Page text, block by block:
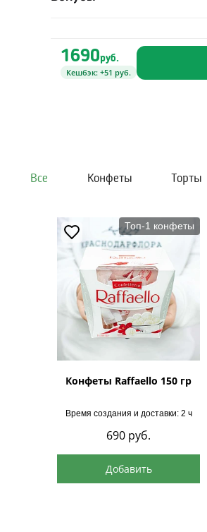
1690руб.
Кешбэк: +51 руб.
Все Конфеты Торты
Топ-1 конфеты
Конфеты Raffaello 150 гр
Время создания и доставки: 2 ч
690 руб.
Добавить